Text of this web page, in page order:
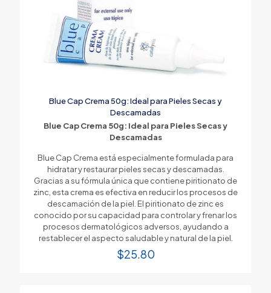
Blue Cap Crema 50g: Ideal para Pieles Secas y
Descamadas
Blue Cap Crema 50g: Ideal para Pieles Secas y
Descamadas
Blue Cap Crema está especialmente formulada para
hidratar y restaurar pieles secas y descamadas.
Gracias a su fórmula única que contiene piritionato de
zinc, esta crema es efectiva en reducir los procesos de
descamación de la piel. El piritionato de zinc es
conocido por su capacidad para controlar y frenar los
procesos dermatológicos adversos, ayudando a
restablecer el aspecto saludable y natural de la piel.
$25.80